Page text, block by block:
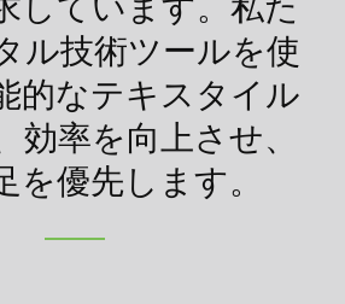
ル技術ツールを使
的なテキスタイル
効率を向上させ、
を優先します。